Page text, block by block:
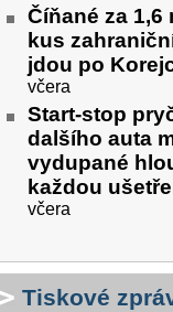
Číňané za
kus
jdou po
včera
Start-stop
dalšího auta
vydupané
každou
včera
Tiskové